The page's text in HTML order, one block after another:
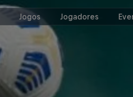
Jogos Jogadores